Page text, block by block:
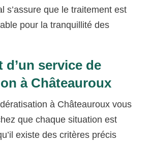
s’assure que le traitement est
pour la tranquillité des
d’un service de
à Châteauroux
à Châteauroux vous
que chaque situation est
existe des critères précis